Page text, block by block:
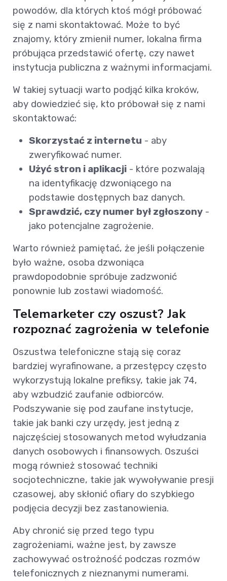
powodów, dla których ktoś mógł próbować
się z nami skontaktować. Może to być
znajomy, który zmienił numer, lokalna firma
próbująca przedstawić ofertę, czy nawet
instytucja publiczna z ważnymi informacjami.
W takiej sytuacji warto podjąć kilka kroków,
aby dowiedzieć się, kto próbował się z nami
skontaktować:
Skorzystać z internetu - aby
zweryfikować numer.
Użyć stron i aplikacji - które pozwalają
na identyfikację dzwoniącego na
podstawie dostępnych baz danych.
Sprawdzić, czy numer był zgłoszony -
jako potencjalne zagrożenie.
Warto również pamiętać, że jeśli połączenie
było ważne, osoba dzwoniąca
prawdopodobnie spróbuje zadzwonić
ponownie lub zostawi wiadomość.
Telemarketer czy oszust? Jak
rozpoznać zagrożenia w telefonie
Oszustwa telefoniczne stają się coraz
bardziej wyrafinowane, a przestępcy często
wykorzystują lokalne prefiksy, takie jak 74,
aby wzbudzić zaufanie odbiorców.
Podszywanie się pod zaufane instytucje,
takie jak banki czy urzędy, jest jedną z
najczęściej stosowanych metod wyłudzania
danych osobowych i finansowych. Oszuści
mogą również stosować techniki
socjotechniczne, takie jak wywoływanie presji
czasowej, aby skłonić ofiary do szybkiego
podjęcia decyzji bez zastanowienia.
Aby chronić się przed tego typu
zagrożeniami, ważne jest, by zawsze
zachowywać ostrożność podczas rozmów
telefonicznych z nieznanymi numerami.